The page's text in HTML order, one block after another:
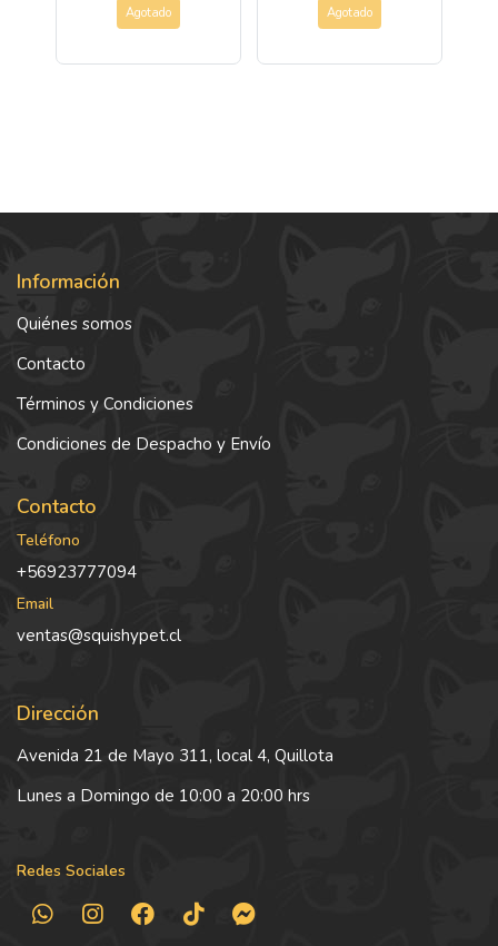
Agotado Agotado
Información
Quiénes somos
Contacto
Términos y Condiciones
Condiciones de Despacho y Envío
Contacto
Teléfono
+56923777094
Email
ventas@squishypet.cl
Dirección
Avenida 21 de Mayo 311, local 4, Quillota
Lunes a Domingo de 10:00 a 20:00 hrs
Redes Sociales